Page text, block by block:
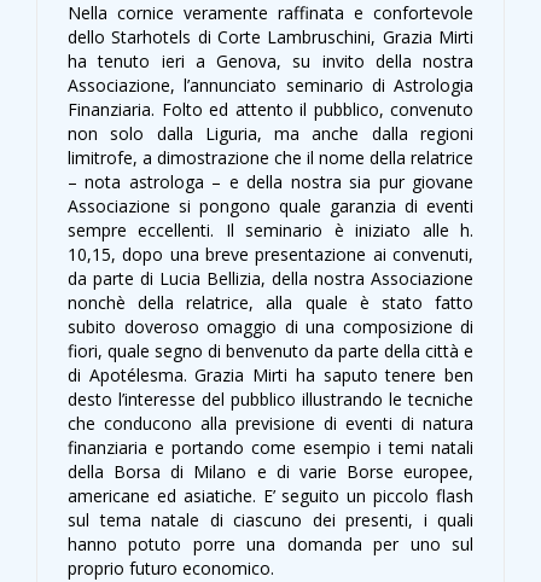
Nella cornice veramente raffinata e confortevole
dello Starhotels di Corte Lambruschini, Grazia Mirti
ha tenuto ieri a Genova, su invito della nostra
Associazione, l’annunciato seminario di Astrologia
Finanziaria. Folto ed attento il pubblico, convenuto
non solo dalla Liguria, ma anche dalla regioni
limitrofe, a dimostrazione che il nome della relatrice
– nota astrologa – e della nostra sia pur giovane
Associazione si pongono quale garanzia di eventi
sempre eccellenti. Il seminario è iniziato alle h.
10,15, dopo una breve presentazione ai convenuti,
da parte di Lucia Bellizia, della nostra Associazione
nonchè della relatrice, alla quale è stato fatto
subito doveroso omaggio di una composizione di
fiori, quale segno di benvenuto da parte della città e
di Apotélesma. Grazia Mirti ha saputo tenere ben
desto l’interesse del pubblico illustrando le tecniche
che conducono alla previsione di eventi di natura
finanziaria e portando come esempio i temi natali
della Borsa di Milano e di varie Borse europee,
americane ed asiatiche. E’ seguito un piccolo flash
sul tema natale di ciascuno dei presenti, i quali
hanno potuto porre una domanda per uno sul
proprio futuro economico.